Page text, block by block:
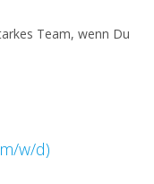
Team, wenn Du
w/d)